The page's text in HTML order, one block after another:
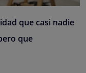
que casi nadie
que